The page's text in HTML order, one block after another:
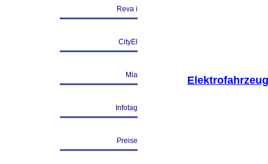
Reva i
CityEl
Mia
Infotag
Preise